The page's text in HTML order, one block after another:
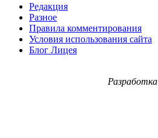
Редакция
Разное
Правила комментирования
Условия использования сайта
Блог Лицея
Разработка